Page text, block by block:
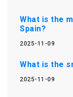
What is the
Spain?
2025-11-09
What is the
2025-11-09